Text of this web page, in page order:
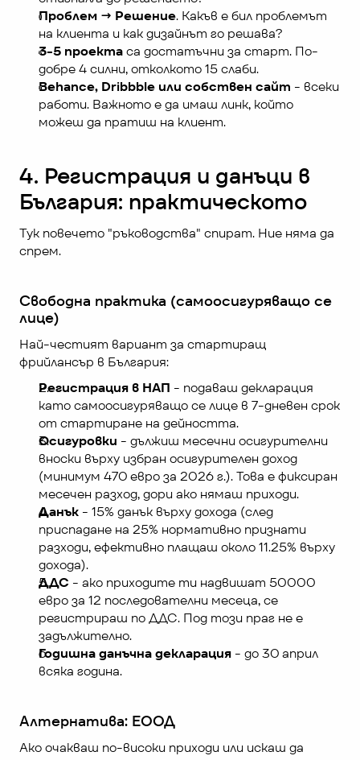
Проблем → Решение. Какъв е бил проблемът
на клиента и как дизайнът го решава?
3-5 проекта са достатъчни за старт. По-
добре 4 силни, отколкото 15 слаби.
Behance, Dribbble или собствен сайт - всеки
работи. Важното е да имаш линк, който
можеш да пратиш на клиент.
4. Регистрация и данъци в
България: практическото
Тук повечето "ръководства" спират. Ние няма да
спрем.
Свободна практика (самоосигуряващо се
лице)
Най-честият вариант за стартиращ
фрийлансър в България:
Регистрация в НАП - подаваш декларация
като самоосигуряващо се лице в 7-дневен срок
от стартиране на дейността.
Осигуровки - дължиш месечни осигурителни
вноски върху избран осигурителен доход
(минимум 470 евро за 2026 г.). Това е фиксиран
месечен разход, дори ако нямаш приходи.
Данък - 15% данък върху дохода (след
приспадане на 25% нормативно признати
разходи, ефективно плащаш около 11.25% върху
дохода).
ДДС - ако приходите ти надвишат 50000
евро за 12 последователни месеца, се
регистрираш по ДДС. Под този праг не е
задължително.
Годишна данъчна декларация - до 30 април
всяка година.
Алтернатива: ЕООД
Ако очакваш по-високи приходи или искаш да